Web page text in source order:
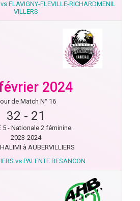
FLAVIGNY-FLEVILLE-RICHARDMENIL
VILLERS
2024
de Match N° 16
32 - 21
5 - Nationale 2 féminine
2023-2024
à AUBERVILLIERS
vs PALENTE BESANCON